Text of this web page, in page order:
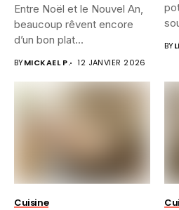
Entre Noël et le Nouvel An,
beaucoup rêvent encore
d’un bon plat...
BYMICKAEL P. 12 JANVIER 2026
BY
Cuisine